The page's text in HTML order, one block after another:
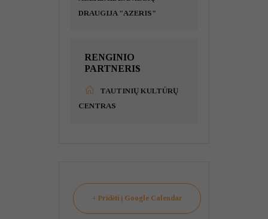
DRAUGIJA "AZERIS"
RENGINIO
PARTNERIS
TAUTINIŲ KULTŪRŲ
CENTRAS
+ Pridėti į Google Calendar